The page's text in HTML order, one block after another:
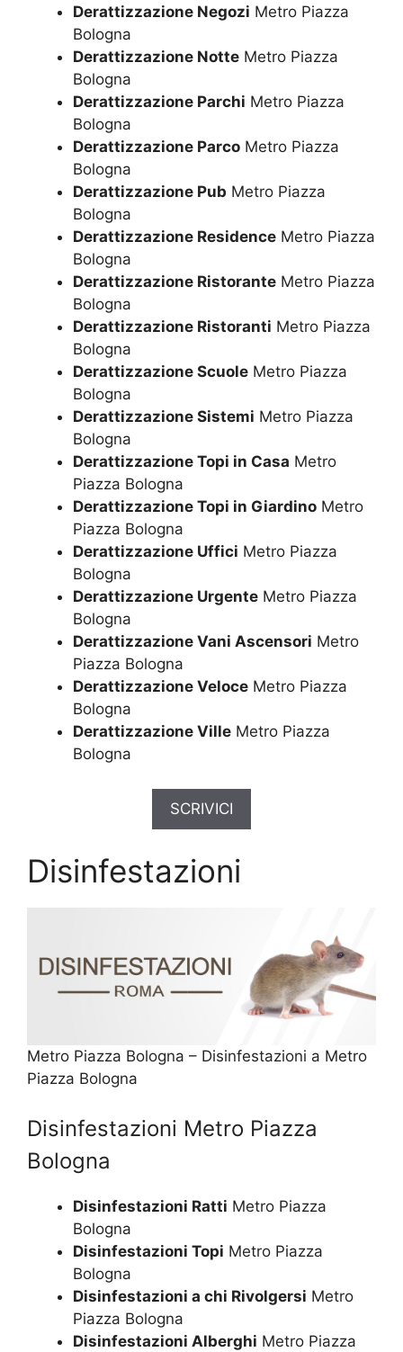
Derattizzazione Negozi Metro Piazza
Bologna
Derattizzazione Notte Metro Piazza
Bologna
Derattizzazione Parchi Metro Piazza
Bologna
Derattizzazione Parco Metro Piazza
Bologna
Derattizzazione Pub Metro Piazza
Bologna
Derattizzazione Residence Metro Piazza
Bologna
Derattizzazione Ristorante Metro Piazza
Bologna
Derattizzazione Ristoranti Metro Piazza
Bologna
Derattizzazione Scuole Metro Piazza
Bologna
Derattizzazione Sistemi Metro Piazza
Bologna
Derattizzazione Topi in Casa Metro
Piazza Bologna
Derattizzazione Topi in Giardino Metro
Piazza Bologna
Derattizzazione Uffici Metro Piazza
Bologna
Derattizzazione Urgente Metro Piazza
Bologna
Derattizzazione Vani Ascensori Metro
Piazza Bologna
Derattizzazione Veloce Metro Piazza
Bologna
Derattizzazione Ville Metro Piazza
Bologna
SCRIVICI
Disinfestazioni
Metro Piazza Bologna – Disinfestazioni a Metro
Piazza Bologna
Disinfestazioni Metro Piazza
Bologna
Disinfestazioni Ratti Metro Piazza
Bologna
Disinfestazioni Topi Metro Piazza
Bologna
Disinfestazioni a chi Rivolgersi Metro
Piazza Bologna
Disinfestazioni Alberghi Metro Piazza